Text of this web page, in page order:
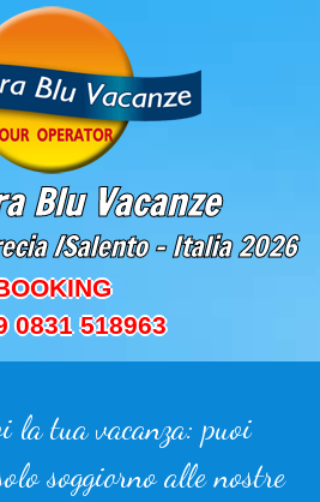
Blu Vacanze
/Salento - Italia2026
0831 518963
la tua vacanza: puoi
soggiorno alle nostre